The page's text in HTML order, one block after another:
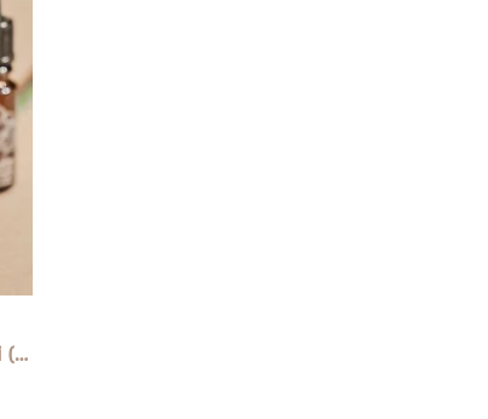
Hyaluroni seerumi (vegan) 5 ml